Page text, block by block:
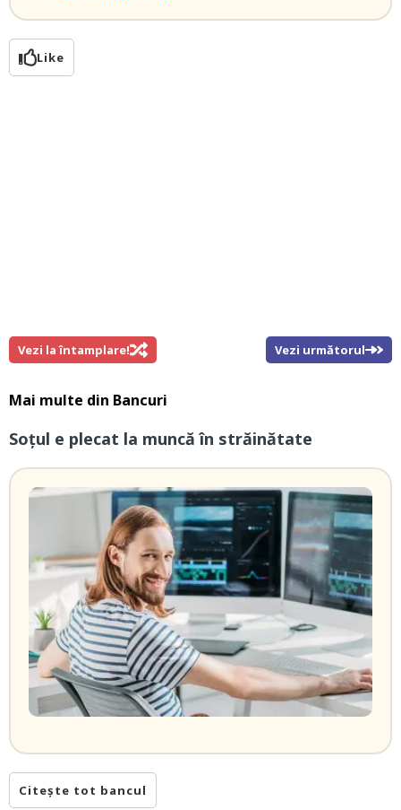
Like
Vezi la întamplare! Vezi următorul
Mai multe din Bancuri
Soțul e plecat la muncă în străinătate
Citește tot bancul